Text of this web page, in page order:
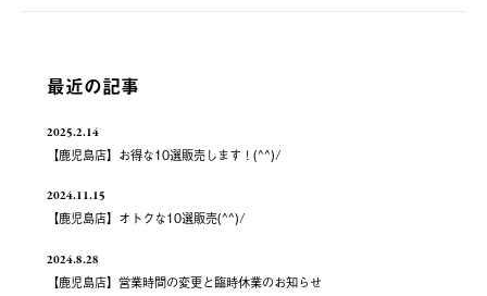
最近の記事
2025.2.14
【鹿児島店】お得な10選販売します！(^^)/
2024.11.15
【鹿児島店】オトクな10選販売(^^)/
2024.8.28
【鹿児島店】営業時間の変更と臨時休業のお知らせ